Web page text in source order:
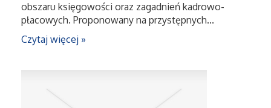
Materiały Reklamowe
obszaru księgowości oraz zagadnień kadrowo-
płacowych. Proponowany na przystępnych...
Czytaj więcej »